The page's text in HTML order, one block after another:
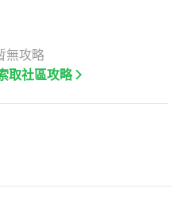
無攻略
取社區攻略